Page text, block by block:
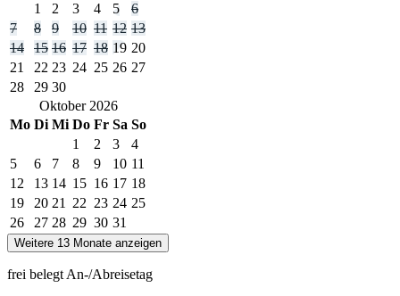
1
2 3 4 5
6
7
8 9 10 11 12 13
14
15 16 17 18 19 20
21
22 23 24 25 26 27
28
29 30
Oktober 2026
Mo Di Mi Do Fr Sa So
1
2 3
4
5
6 7 8 9 10 11
12
13 14 15 16 17 18
19
20 21 22 23 24 25
26
27 28 29 30 31
Weitere 13 Monate anzeigen
frei belegt An-/Abreisetag